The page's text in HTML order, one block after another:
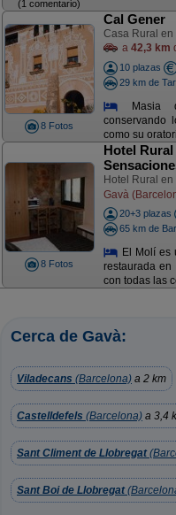
(1 comentario)
8 Fotos
Cal Gener
Casa Rural en
a 42,3 km
10 plazas
29 km de
Masia
conservando
como su
8 Fotos
Hotel
Hotel Rural en
Gavà
20+3 plazas
65 km de
El Molí es
restaurada
con todas las
Cerca de Gavà:
Viladecans (Barcelona) a 2 km
Castelldefels (Barcelona) a 3,4
Sant Climent de Llobregat
Sant Boi de Llobregat